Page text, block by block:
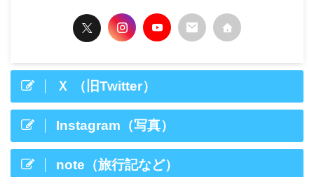
Ｘ （旧Twitter）
Instagram（写真）
note（旅行記など）